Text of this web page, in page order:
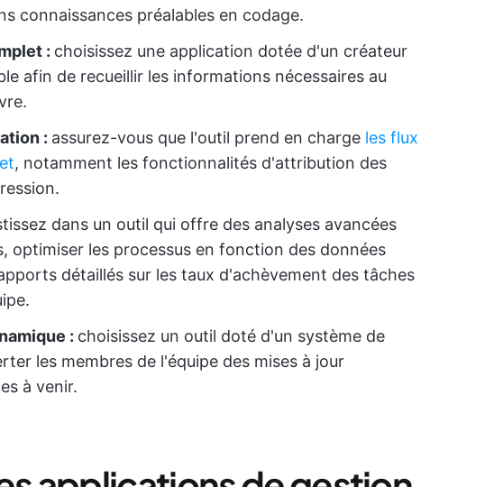
connaissances préalables en codage.
: choisissez une application dotée d'un créateur
afin de recueillir les informations nécessaires au
: assurez-vous que l'outil prend en charge les flux
, notamment les fonctionnalités d'attribution des
dans un outil qui offre des analyses avancées
optimiser les processus en fonction des données
détaillés sur les taux d'achèvement des tâches
: choisissez un outil doté d'un système de
les membres de l'équipe des mises à jour
à venir.